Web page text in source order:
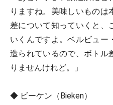
りますね。美味しいもの
差について知っていくと、
いくんですよ。ベルビュー
造られているので、ボトル
りませんけれど。」
◆ ビーケン（Bieken）